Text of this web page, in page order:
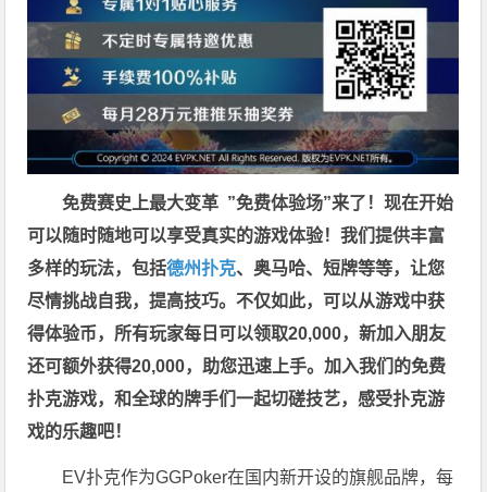
免费赛史上最大变革 ”免费体验场”来了！现在开始
可以随时随地可以享受真实的游戏体验！我们提供丰富
多样的玩法，包括德州扑克、奥马哈、短牌等等，让您
尽情挑战自我，提高技巧。不仅如此， 可以从游戏中获
得体验币，所有玩家每日可以领取20,000，新加入朋友
还可额外获得20,000，助您迅速上手。加入我们的免费
扑克游戏，和全球的牌手们一起切磋技艺，感受扑克游
戏的乐趣吧！
EV扑克作为GGPoker在国内新开设的旗舰品牌，每